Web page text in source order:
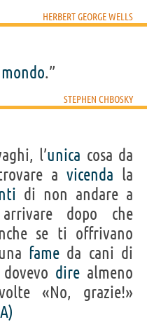
HERBERT GEORGE WELLS
mondo.”
STEPHEN CHBOSKY
l’unica cosa da
avicenda la
di non andare a
dopo che
se ti offrivano
fame da cani di
dire almeno
«No, grazie!»